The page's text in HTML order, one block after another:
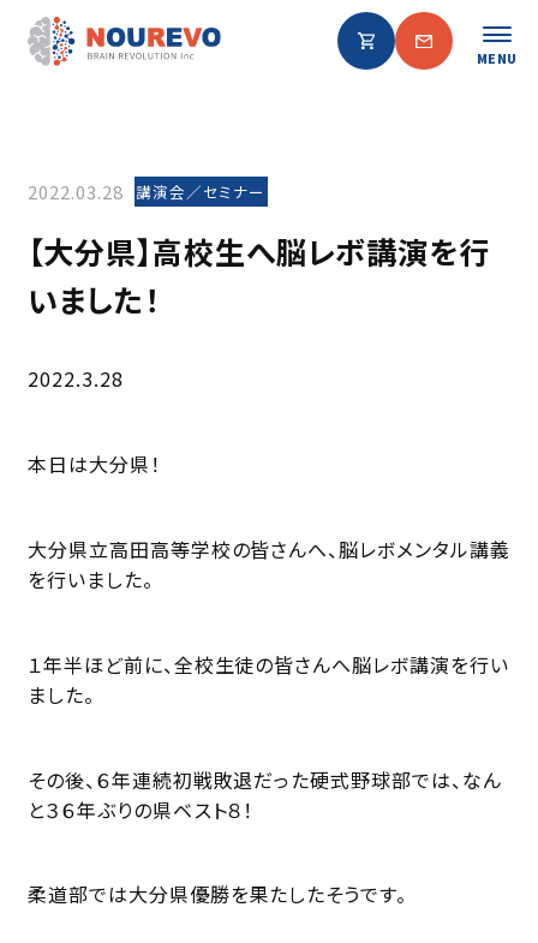
MENU
2022.03.28 講演会／セミナー
【大分県】高校生へ脳レボ講演を行
いました！
2022.3.28
本日は大分県！
大分県立高田高等学校の皆さんへ、脳レボメンタル講義
を行いました。
１年半ほど前に、全校生徒の皆さんへ脳レボ講演を行い
ました。
その後、６年連続初戦敗退だった硬式野球部では、なん
と３６年ぶりの県ベスト８！
柔道部では大分県優勝を果たしたそうです。